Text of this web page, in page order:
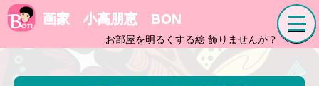
画家 小高朋恵 BON
お部屋を明るくする絵 飾りませんか？